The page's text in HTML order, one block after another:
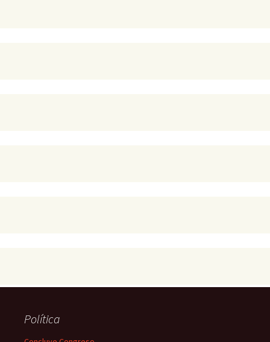
Política